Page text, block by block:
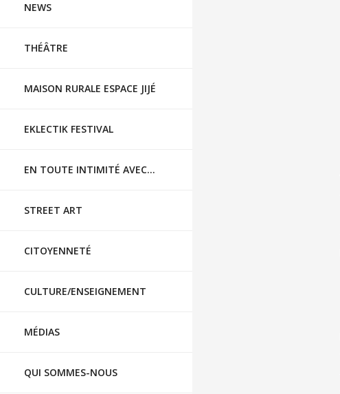
NEWS
THÉÂTRE
MAISON RURALE ESPACE JIJÉ
EKLECTIK FESTIVAL
EN TOUTE INTIMITÉ AVEC…
STREET ART
CITOYENNETÉ
CULTURE/ENSEIGNEMENT
MÉDIAS
QUI SOMMES-NOUS